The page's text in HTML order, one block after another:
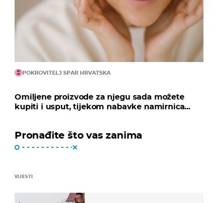
POKROVITELJ SPAR HRVATSKA
Omiljene proizvode za njegu sada možete
kupiti i usput, tijekom nabavke namirnica...
Pronađite što vas zanima
VIJESTI